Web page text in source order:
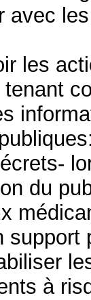
avec
les
tenant
du
support
à